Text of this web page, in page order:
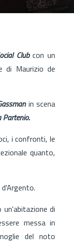
Clubcon un
Maurizio de
in scena
Partenio.
i confronti, le
quanto,
di
messa in
del noto